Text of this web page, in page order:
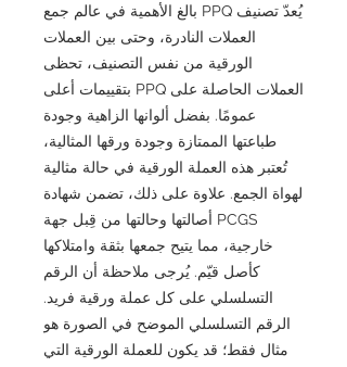
يُعدّ تصنيف PPQ بالغ الأهمية في عالم جمع
العملات النادرة، وحتى بين العملات
الورقية من نفس التصنيف، تحظى
العملات الحاصلة على PPQ بتقييمات أعلى
عمومًا. بفضل ألوانها الزاهية وجودة
طباعتها الممتازة وجودة ورقها المثالية،
تُعتبر هذه العملة الورقية في حالة مثالية
لهواة الجمع. علاوة على ذلك، تضمن شهادة
PCGS أصالتها وحالتها من قِبل جهة
خارجية، مما يتيح جمعها بثقة وامتلاكها
كأصل قيّم. يُرجى ملاحظة أن الرقم
التسلسلي على كل عملة ورقية فريد.
الرقم التسلسلي الموضح في الصورة هو
مثال فقط؛ قد يكون للعملة الورقية التي